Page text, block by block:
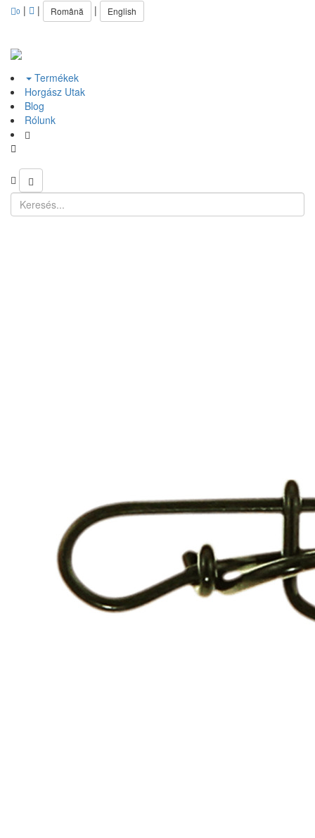
0 | | Română | English
Termékek
Horgász Utak
Blog
Rólunk